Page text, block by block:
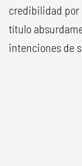
credibilidad por
título
intenciones de